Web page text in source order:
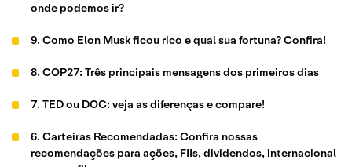
onde podemos ir?
9. Como Elon Musk ficou rico e qual sua fortuna? Confira!
8. COP27: Três principais mensagens dos primeiros dias
7. TED ou DOC: veja as diferenças e compare!
6. Carteiras Recomendadas: Confira nossas
recomendações para ações, FIIs, dividendos, internacional